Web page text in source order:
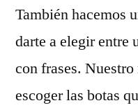
También hacemos
darte a elegir entre
con frases.
escoger las botas